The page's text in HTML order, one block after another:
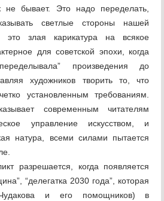
не бывает. Это надо переделать,
светлые стороны нашей
это злая карикатура на всякое
для советской эпохи, когда
произведения до
художников творить то, что
установленным требованиям.
современным читателям
управление искусством, и
натура, всеми силами пытается
разрешается, когда появляется
“делегатка 2030 года”, которая
и его помощников) в